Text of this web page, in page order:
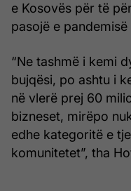
e Kosovës për të
pasojë e pandemisë
“Ne tashmë i kemi
bujqësi, po ashtu i
në vlerë prej 60
bizneset, mirëpo
edhe kategoritë e
komunitetet”, tha